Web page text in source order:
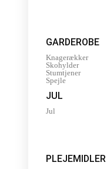
GARDEROBE
Knagerækker
Skohylder
Stumtjener
Spejle
JUL
Jul
PLEJEMIDLER